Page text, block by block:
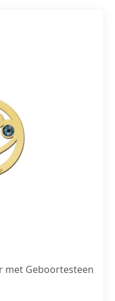
met Geboortesteen